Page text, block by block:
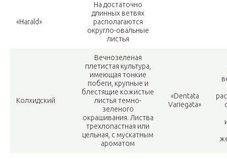
«Harald»
На достаточно
длинных ветвях
располагаются
округло-овальные
листья
Колхидский
Вечнозеленая
плетистая культура,
имеющая тонкие
побеги, крупные и
блестящие кожистые
листья темно-
зеленого
окрашивания. Листва
трехлопастная или
цельная, с мускатным
ароматом
«Dentata
Variegata»